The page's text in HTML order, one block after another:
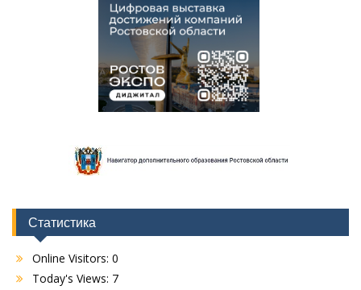
Статистика
Online Visitors: 0
Today's Views: 7